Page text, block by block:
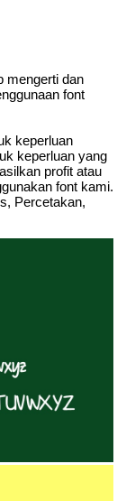
mengerti dan
font
keperluan
keperluan yang
profit atau
font kami.
Percetakan,